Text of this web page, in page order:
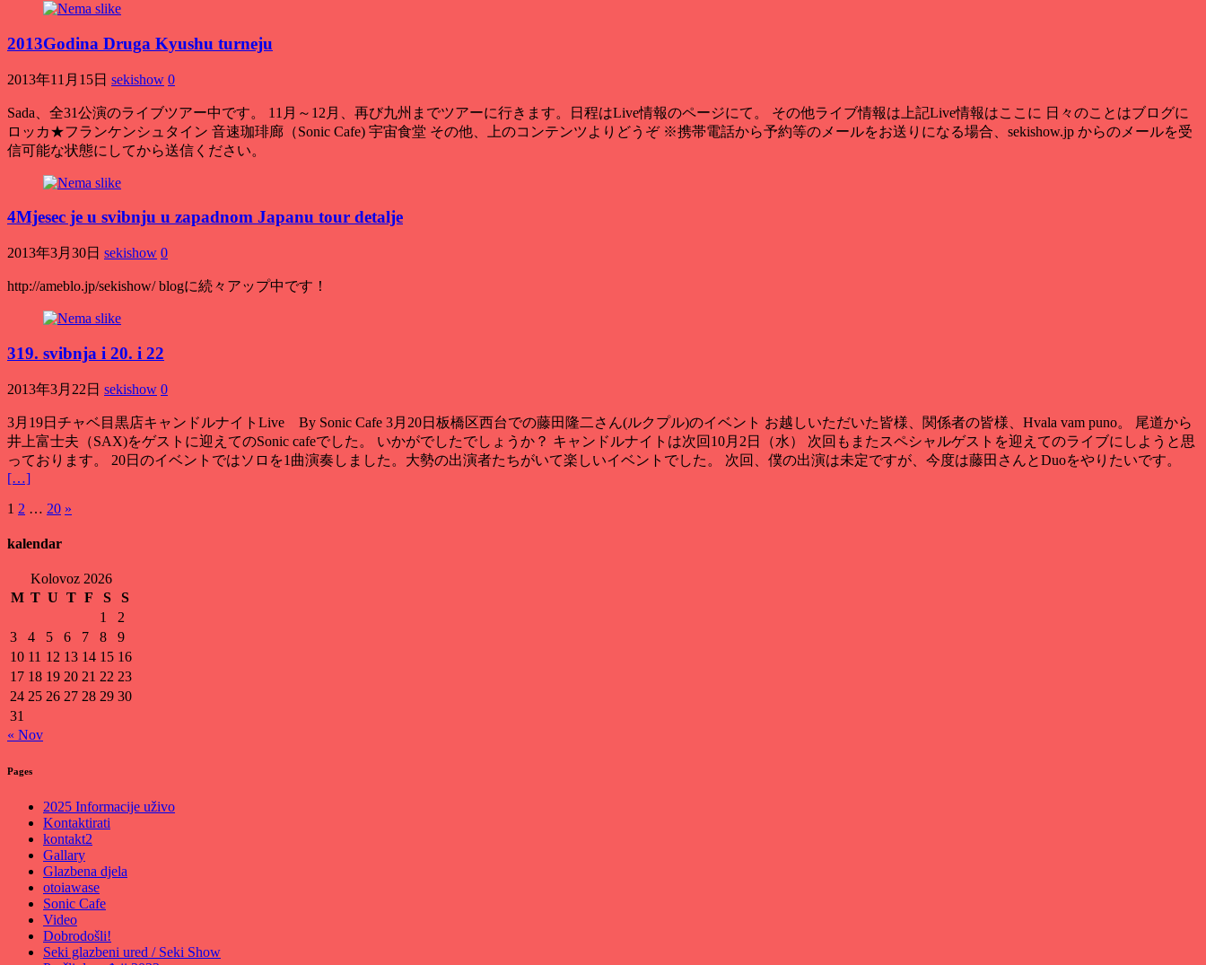
2013Godina Druga Kyushu turneju
2013年11月15日 sekishow 0
Sada、 全31公演のライブツアー中です。 11 月～12月 再び九州までツアーに行きます。 日程はLive情報のページにて 。 その他ライブ情報は上記Live情報はここに 日々のことはブログに
ロッカ★フランケンシュタイン 音速珈琲廊（Sonic Cafe) 宇宙食堂 その他 上のコンテンツよりどうぞ ※携帯電話から予約等のメールをお送りになる場合
sekishow.jp からのメールを受
信可能な状態にしてから送信ください。
4Mjesec je u svibnju u zapadnom Japanu tour detalje
2013年3月30日 sekishow 0
http://ameblo.jp/sekishow/ blogに続々アップ中です！
319. svibnja i 20. i 22
2013年3月22日 sekishow 0
3月19日チャベ目黒店キャンドルナイトLive By Sonic Cafe 3月20日板橋区西台での藤田隆二さん(ルクプル)のイベント お越しいただいた皆様 関係者の皆様 、Hvala vam puno。 尾道から
井上富士夫（SAX)をゲストに迎えてのSonic cafeでした 。 いかがでしたでしょうか？ キャンドルナイトは次回10月2日（水） 次回もまたスペシャルゲストを迎えてのライブにしようと思
っております。 20日のイベントではソロを1曲演奏しました 。 大勢の出演者たちがいて楽しいイベントでした 。 次回 僕の出演は未定ですが 今度は藤田さんとDuoをやりたいです。
[…]
Posts
pagination
1 2 … 20 »
kalendar
Kolovoz 2026
M T U T F S
S
1
2
3
4 5 6 7 8
9
10 11 12 13 14 15 16
17 18 19 20 21 22 23
24 25 26 27 28 29 30
31
« Nov
Pages
2025 Informacije uživo
Kontaktirati
kontakt2
Gallary
Glazbena djela
otoiawase
Sonic Cafe
Video
Dobrodošli!
Seki glazbeni ured / Seki Show